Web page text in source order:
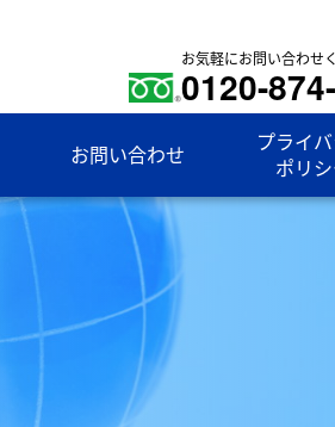
お気軽にお問い合わせ
0120-
お問い合わせ
プライ
ポリ